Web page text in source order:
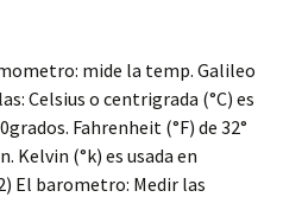
mide la temp. Galileo
Celsius o centrigrada (°C) es
Fahrenheit (°F) de 32°
Kelvin (°k) es usada en
El barometro: Medir las